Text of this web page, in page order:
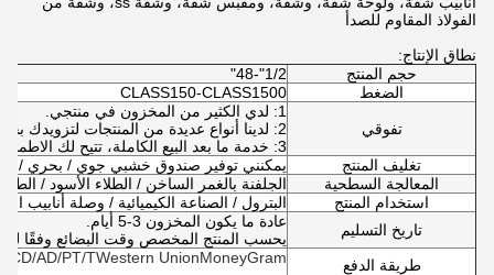
الفولاذ المقاوم للصدأ
نطاق الإنتاج:
حجم المنتج
1/2"-48"
الضغط
CLASS150-CLASS1500
تفوقي
1: لدي الكثير من المخزون في منتجي.
2: لدينا أنواع عديدة من المنتجات لتزويدك بخدمة الشباك الواحد.
3: خدمة ما بعد البيع الكاملة، تتيح لك الاطمئنان للشراء.
تغليف المنتج
يمكنني توفير صندوق خشبي جوي / بحري /
المعالجة السطحية
الجلفنة بالغمر الساخن / الطلاء الأسود /
استخدام المنتج
البترول / الصناعة الكيميائية / وصلة أنابيب
تاريخ التسليم
عادة ما يكون المخزون 3-5 أيام.
يحسب المنتج المخصص وقت البضائع وفقًا
طريقة الدفع
CD/AD/PT/TWestern UnionMoneyGram